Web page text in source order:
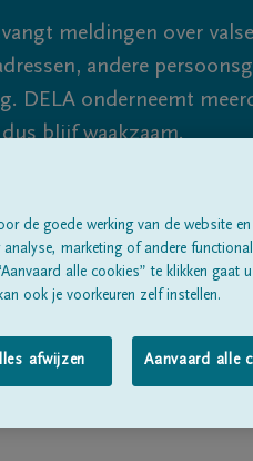
meldingen over
andere
DELA onderneemt
blijf waakzaam.
Alle rouwberichtenOver ons
de goede werking van de website
marketing of andere
alle cookies” te klikken gaat
ook je voorkeuren zelf instellen.
afwijzen Aanvaard alle